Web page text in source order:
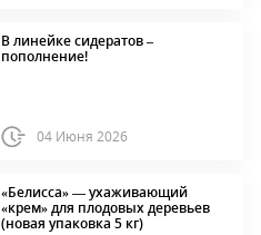
В линейке сидератов –
пополнение!
04 Июня 2026
«Белисса» — ухаживающий
«крем» для плодовых деревьев
(новая упаковка 5 кг)